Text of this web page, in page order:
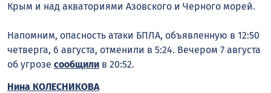
Крым и над акваториями Азовского и Черного морей.
Напомним, опасность атаки БПЛА, объявленную в 12:50
четверга, 6 августа, отменили в 5:24. Вечером 7 августа
об угрозе сообщили в 20:52.
Нина КОЛЕСНИКОВА